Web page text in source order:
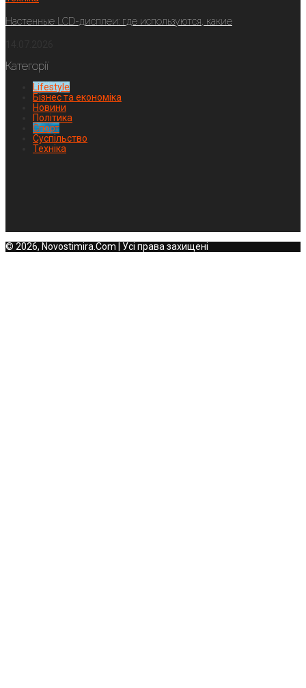
Настенные LCD-дисплеи: где используются, какие
Категорії
Lifestyle
Бізнес та економіка
Новини
Політика
Спорт
Суспільство
Техніка
© 2026, Novostimira.Com | Усі права захищені